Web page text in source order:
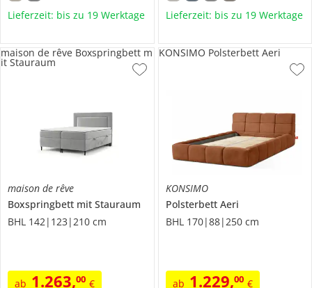
Lieferzeit: bis zu 19 Werktage Lieferzeit: bis zu 19 Werktage
maison de rêve
Boxspringbett mit Stauraum
BHL 142|123|210 cm
ab 1.263,00 €
maison de rêve Boxspringbett m
it Stauraum
KONSIMO
Polsterbett Aeri
BHL 170|88|250 cm
ab 1.229,00 €
KONSIMO Polsterbett Aeri